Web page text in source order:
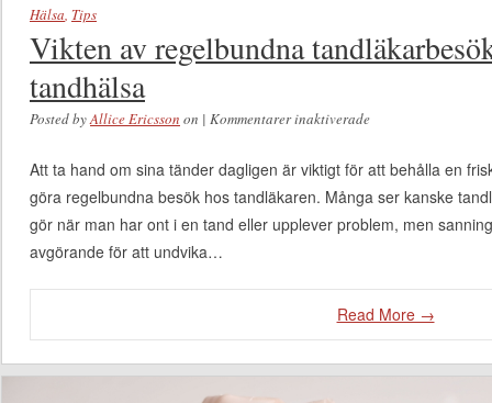
Hälsa, Tips
Vikten av regelbundna
tandhälsa
Posted byAllice Ericsson on | Kommentarer inaktiverade
tandläkarbesök för
långsiktig
tandhälsa
Att ta hand om sina tänder dagligen är viktigt för att behålla en
göra regelbundna besök hos tandläkaren. Många ser kanske
gör när man har ont i en tand eller upplever problem, men
avgörande för att undvika…
Read More →